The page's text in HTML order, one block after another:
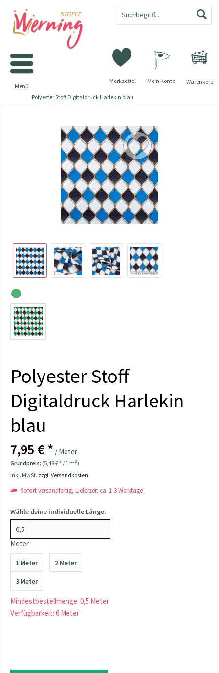
Warenkorb
Merkzettel Mein Konto
Menü
Polyester Stoff Digitaldruck Harlekin blau
Polyester Stoff
Digitaldruck Harlekin
blau
7,95 € * / Meter
Grundpreis: (5,48 € * / 1 m²)
inkl. MwSt. zzgl. Versandkosten
Sofort versandfertig, Lieferzeit ca. 1-3 Werktage
Wähle deine individuelle Länge:
Meter
1 Meter 2 Meter
3 Meter
Mindestbestellmenge: 0,5 Meter
Verfügbarkeit: 6 Meter